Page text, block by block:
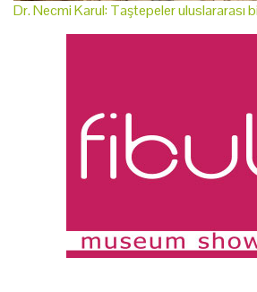
Dr. Necmi Karul: Taştepeler uluslararası